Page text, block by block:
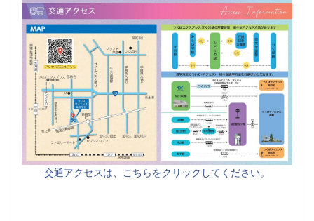
交通アクセスは、こちらをクリックしてください。